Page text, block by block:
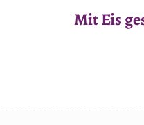
Mit Eis